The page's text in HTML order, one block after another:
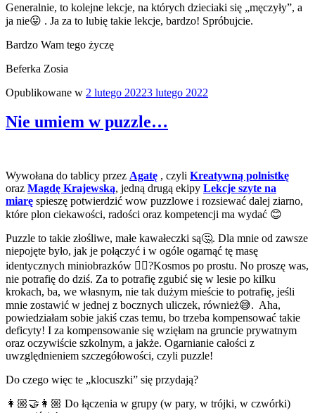
Generalnie, to kolejne lekcje, na których dzieciaki się „męczyły”, a
ja nie😛 . Ja za to lubię takie lekcje, bardzo! Spróbujcie.
Bardzo Wam tego życzę
Beferka Zosia
Opublikowane w 2 lutego 20223 lutego 2022
Nie umiem w puzzle…
Wywołana do tablicy przez Agatę , czyli Kreatywną polnistkę
oraz Magdę Krajewską, jedną drugą ekipy Lekcje szyte na
miarę spieszę potwierdzić wow puzzlowe i rozsiewać dalej ziarno,
które plon ciekawości, radości oraz kompetencji ma wydać 😊
Puzzle to takie złośliwe, małe kawałeczki są🤔. Dla mnie od zawsze
niepojęte było, jak je połączyć i w ogóle ogarnąć tę masę
identycznych miniobrazków 🤷‍♀️?Kosmos po prostu. No proszę was,
nie potrafię do dziś. Za to potrafię zgubić się w lesie po kilku
krokach, ba, we własnym, nie tak dużym mieście to potrafię, jeśli
mnie zostawić w jednej z bocznych uliczek, również😅. Aha,
powiedziałam sobie jakiś czas temu, bo trzeba kompensować takie
deficyty! I za kompensowanie się wzięłam na gruncie prywatnym
oraz oczywiście szkolnym, a jakże. Ogarnianie całości z
uwzględnieniem szczegółowości, czyli puzzle!
Do czego więc te „klocuszki” się przydają?
👩🏼‍🤝‍👩🏼 Do łączenia w grupy (w pary, w trójki, w czwórki)